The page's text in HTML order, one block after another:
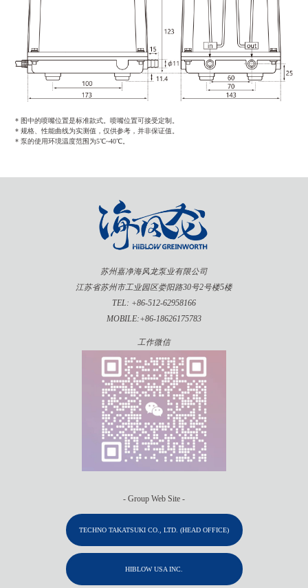
* 图中的喷嘴位置是标准款式。喷嘴位置可接受定制。
* 规格、性能曲线为实测值，仅供参考，并非保证值。
* 泵的使用环境温度范围为5℃~40℃。
苏州嘉净海风龙泵业有限公司
江苏省苏州市工业园区娄阳路30号2号楼5楼
TEL: +86-512-62958166
MOBILE:+86-18626175783
工作微信
- Group Web Site -
TECHNO TAKATSUKI CO., LTD. (HEAD OFFICE)
HIBLOW USA INC.